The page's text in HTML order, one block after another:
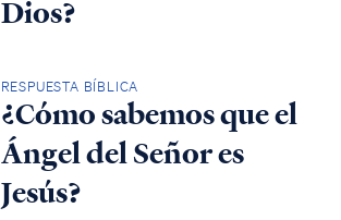
Dios?
RESPUESTA BÍBLICA
¿Cómo sabemos que el
Ángel del Señor es
Jesús?